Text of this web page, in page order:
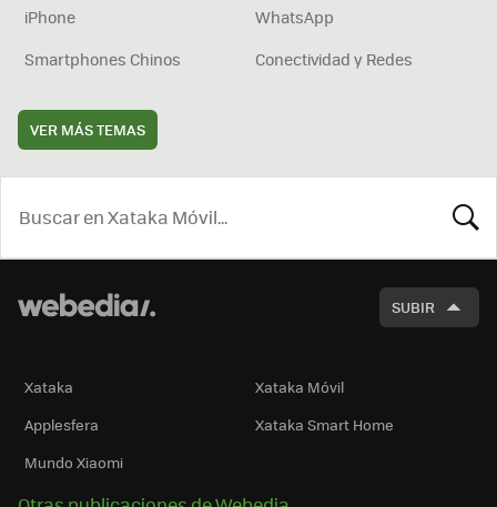
iPhone
WhatsApp
Smartphones Chinos
Conectividad y Redes
VER MÁS TEMAS
SUBIR
Xataka
Xataka Móvil
Applesfera
Xataka Smart Home
Mundo Xiaomi